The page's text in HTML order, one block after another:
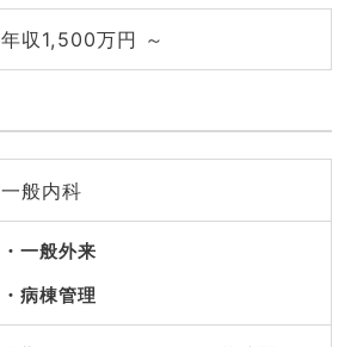
年収1,500万円 ～
一般内科
一般外来
病棟管理